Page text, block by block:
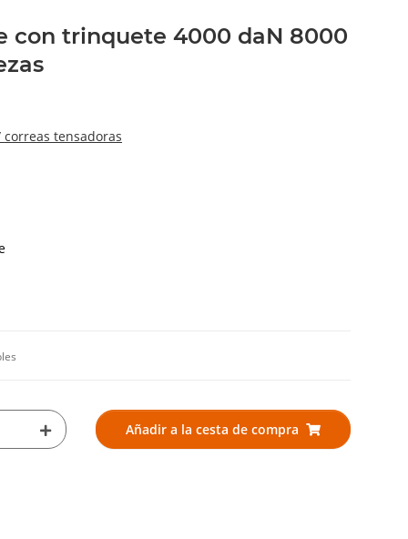
con trinquete 4000 daN 8000
tensadoras
Añadir a la cesta de compra